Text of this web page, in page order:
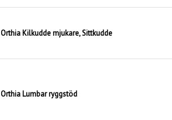
Orthia Kilkudde mjukare, Sittkudde
Orthia Lumbar ryggstöd